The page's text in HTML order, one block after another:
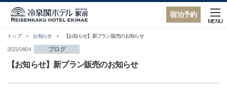
宿泊予約
MENU
トップ お知らせ 【お知らせ】新プラン販売のお知らせ
2021/04/04 ブログ
【お知らせ】新プラン販売のお知らせ